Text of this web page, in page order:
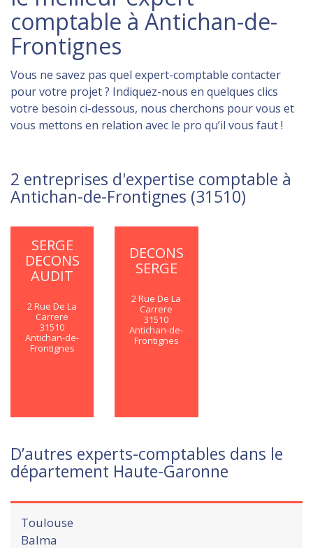
comptable à Antichan-de-
Frontignes
Vous ne savez pas quel expert-comptable contacter
pour votre projet ? Indiquez-nous en quelques clics
votre besoin ci-dessous, nous cherchons pour vous et
vous mettons en relation avec le pro qu’il vous faut !
2 entreprises d'expertise comptable à
Antichan-de-Frontignes (31510)
SERGE
DECONS
AUDIT
2 Rue De La
Carrere
31510
Antichan-de-
Frontignes
DECONS
SERGE
2 Rue De La
Carrere
31510
Antichan-de-
Frontignes
D’autres experts-comptables dans le
département Haute-Garonne
Toulouse
Balma